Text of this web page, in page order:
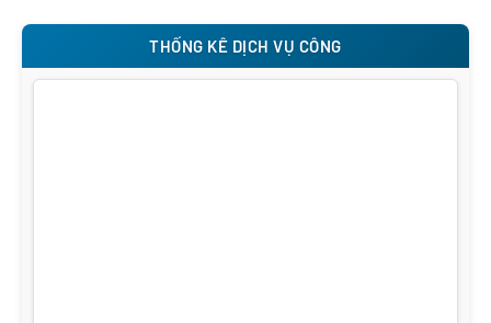
THỐNG KÊ DỊCH VỤ CÔNG